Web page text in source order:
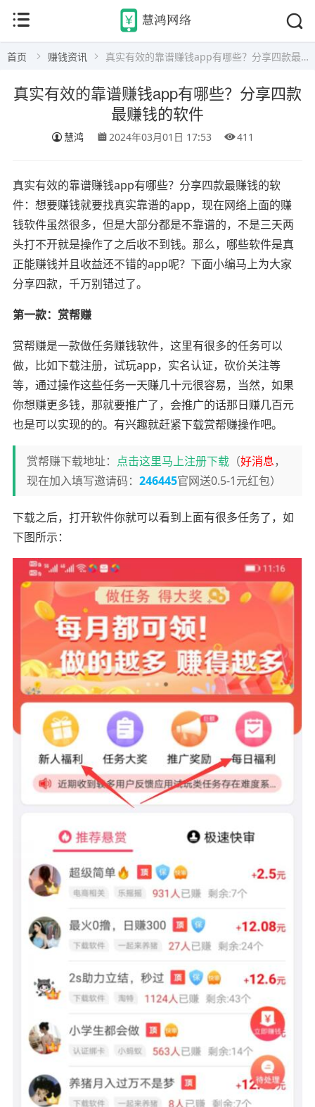
首页 赚钱资讯 真实有效的靠谱赚钱app有哪些？分享四款最赚钱的软件
真实有效的靠谱赚钱app有哪些？分享四款
最赚钱的软件
慧鸿 2024年03月01日 17:53 411
真实有效的靠谱赚钱app有哪些？分享四款最赚钱的软
件：想要赚钱就要找真实靠谱的app，现在网络上面的赚
钱软件虽然很多，但是大部分都是不靠谱的，不是三天两
头打不开就是操作了之后收不到钱。那么，哪些软件是真
正能赚钱并且收益还不错的app呢？下面小编马上为大家
分享四款，千万别错过了。
第一款：赏帮赚
赏帮赚是一款做任务赚钱软件，这里有很多的任务可以
做，比如下载注册，试玩app，实名认证，砍价关注等
等，通过操作这些任务一天赚几十元很容易，当然，如果
你想赚更多钱，那就要推广了，会推广的话那日赚几百元
也是可以实现的的。有兴趣就赶紧下载赏帮赚操作吧。
赏帮赚下载地址： 点击这里马上注册下载（好消息，
现在加入填写邀请码： 246445官网送0.5-1元红包）
下载之后，打开软件你就可以看到上面有很多任务了，如
下图所示：